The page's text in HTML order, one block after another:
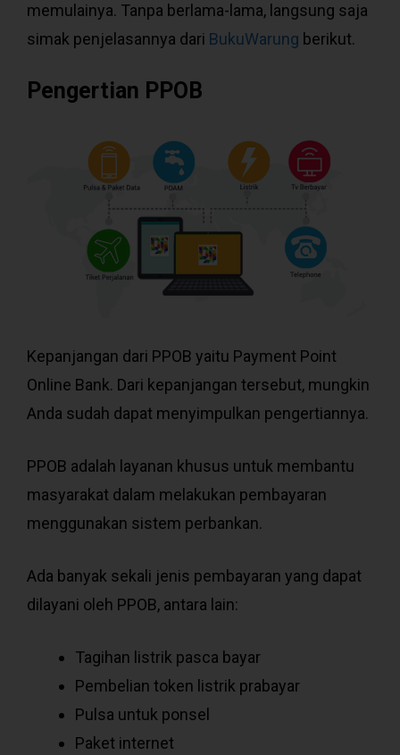
memulainya. Tanpa berlama-lama, langsung saja
simak penjelasannya dari BukuWarung berikut.
Pengertian PPOB
Kepanjangan dari PPOB yaitu Payment Point
Online Bank. Dari kepanjangan tersebut, mungkin
Anda sudah dapat menyimpulkan pengertiannya.
PPOB adalah layanan khusus untuk membantu
masyarakat dalam melakukan pembayaran
menggunakan sistem perbankan.
Ada banyak sekali jenis pembayaran yang dapat
dilayani oleh PPOB, antara lain:
Tagihan listrik pasca bayar
Pembelian token listrik prabayar
Pulsa untuk ponsel
Paket internet